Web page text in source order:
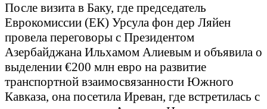
После визита в Баку, где председатель
Еврокомиссии (ЕК) Урсула фон дер Ляйен
провела переговоры с Президентом
Азербайджана Ильхамом Алиевым и объявила о
выделении €200 млн евро на развитие
транспортной взаимосвязанности Южного
Кавказа, она посетила Иреван, где встретилась с